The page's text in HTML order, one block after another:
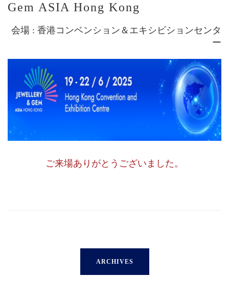
Gem ASIA Hong Kong
会場 : 香港コンベンション＆エキシビションセンタ
ー
ご来場ありがとうございました。
ARCHIVES